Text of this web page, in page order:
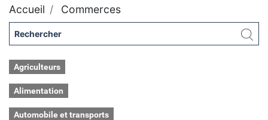
Accueil Commerces
Agriculteurs
Alimentation
Automobile et transports